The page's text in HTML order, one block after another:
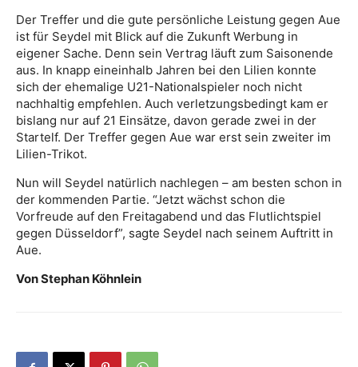
Der Treffer und die gute persönliche Leistung gegen Aue
ist für Seydel mit Blick auf die Zukunft Werbung in
eigener Sache. Denn sein Vertrag läuft zum Saisonende
aus. In knapp eineinhalb Jahren bei den Lilien konnte
sich der ehemalige U21-Nationalspieler noch nicht
nachhaltig empfehlen. Auch verletzungsbedingt kam er
bislang nur auf 21 Einsätze, davon gerade zwei in der
Startelf. Der Treffer gegen Aue war erst sein zweiter im
Lilien-Trikot.
Nun will Seydel natürlich nachlegen – am besten schon in
der kommenden Partie. “Jetzt wächst schon die
Vorfreude auf den Freitagabend und das Flutlichtspiel
gegen Düsseldorf”, sagte Seydel nach seinem Auftritt in
Aue.
Von Stephan Köhnlein